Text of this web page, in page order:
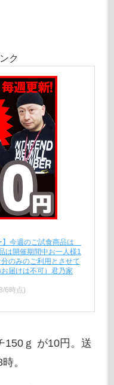
ク
】今週のご試食商品は
は開催期間中お一人様1
のみのご利用とさせて
届けは不可）君乃家
6時点)
150ｇ が10円。送
。